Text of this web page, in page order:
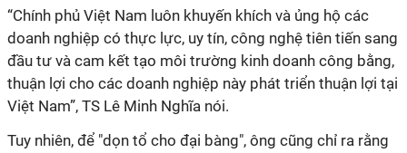
“Chính phủ Việt Nam luôn khuyến khích và ủng hộ các
doanh nghiệp có thực lực, uy tín, công nghệ tiên tiến sang
đầu tư và cam kết tạo môi trường kinh doanh công bằng,
thuận lợi cho các doanh nghiệp này phát triển thuận lợi tại
Việt Nam”, TS Lê Minh Nghĩa nói.
Tuy nhiên, để "dọn tổ cho đại bàng", ông cũng chỉ ra rằng